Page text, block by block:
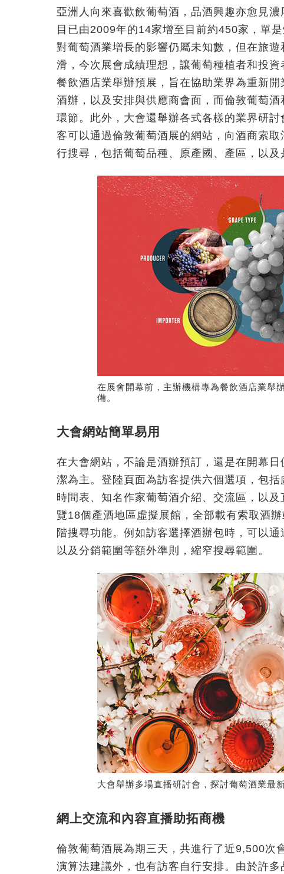
亞洲人向來喜歡飲葡萄酒，品酒興趣亦愈見
目已由2009年的14家增至目前約450家，單
對葡萄酒業增長的影響仍屬未知數，但在旅
滑，今次展會成績理想，讓葡萄種植者和投
餐飲酒店業舉辦預展，旨在協助業界為重新
酒辦，以及安排與供應商會面，而倫敦葡萄
環節。此外，大會還舉辦各式各樣的業界研
客可以通過倫敦葡萄酒展的網站，向酒商索
行搜尋，包括葡萄品種、原產國、產區，以
在展會開幕前，主辦機構專為餐飲酒店業舉
備。
大會網站簡單易用
在大會網站，不論是酒辦預訂，還是在開幕
潔為主。登陸頁面為訪客提供六個選項，包
時間表、知名作家葡萄酒介紹、交流區，以
覽18個產酒地區虛擬展館，全部載有索取酒
階搜尋功能。例如訪客選擇酒辦包時，可以
以及分銷範圍等額外準則，縮窄搜尋範圍。
大會舉辦多場直播研討會，探討葡萄酒業最
網上交流和內容直播助拓商機
倫敦葡萄酒展為期三天，共進行了近9,500次
演算法建議外，也有訪客自行安排。由於許